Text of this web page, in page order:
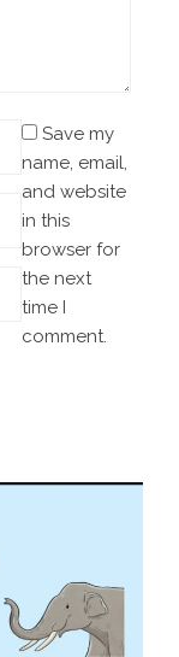
Save my
name, email,
and website
in this
browser for
the next
time I
comment.